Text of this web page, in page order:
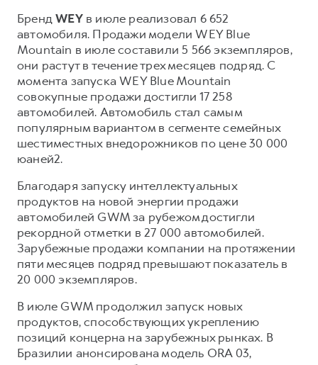
БрендWEYв июле реализовал 6 652
автомобиля. Продажи модели WEY Blue
Mountain в июле составили 5 566 экземпляров,
они растут в течение трех месяцев подряд. С
момента запуска WEY Blue Mountain
совокупные продажи достигли 17 258
автомобилей. Автомобиль стал самым
популярным вариантом в сегменте семейных
шестиместных внедорожников по цене 30 000
юаней2.
Благодаря запуску интеллектуальных
продуктов на новой энергии продажи
автомобилей GWM за рубежом достигли
рекордной отметки в 27 000 автомобилей.
Зарубежные продажи компании на протяжении
пяти месяцев подряд превышают показатель в
20 000 экземпляров.
В июле GWM продолжил запуск новых
продуктов, способствующих укреплению
позиций концерна на зарубежных рынках. В
Бразилии анонсирована модель ORA 03,